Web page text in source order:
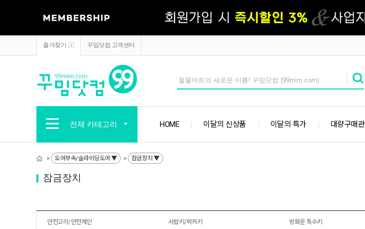
즐겨찾기 꾸밈닷컴 고객센터
전체 카테고리 HOME 이달의 신상품 이달의 특가 대량구매관
> 도어부속/슬라이딩도어 ▼ > 잠금장치 ▼
잠금장치
안전고리/안전체인 서랍키/락커키 방화문 특수키